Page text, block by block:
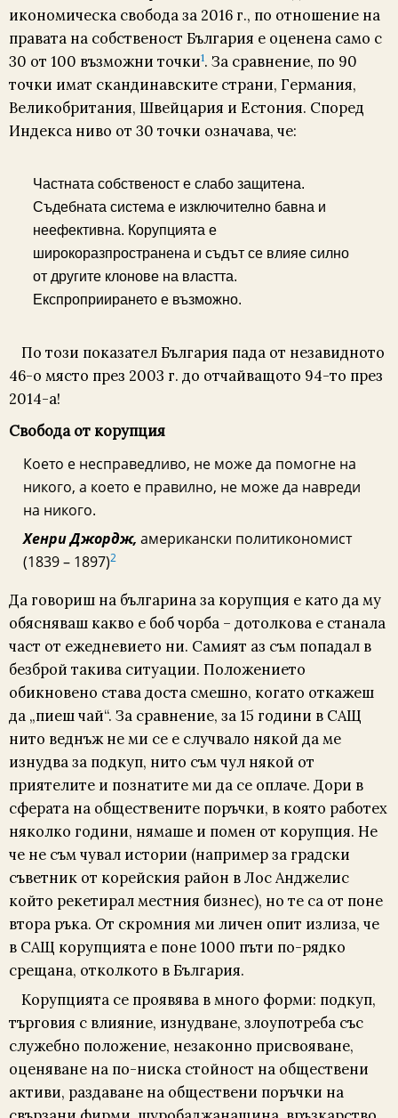
икономическа свобода за 2016 г., по отношение на
правата на собственост България е оценена само с
30 от 100 възможни точки1. За сравнение, по 90
точки имат скандинавските страни, Германия,
Великобритания, Швейцария и Естония. Според
Индекса ниво от 30 точки означава, че:
Частната собственост е слабо защитена.
Съдебната система е изключително бавна и
неефективна. Корупцията е
широкоразпространена и съдът се влияе силно
от другите клонове на властта.
Експроприирането е възможно.
По този показател България пада от незавидното
46-о място през 2003 г. до отчайващото 94-то през
2014-а!
Свобода от корупция
Което е несправедливо, не може да помогне на
никого, а което е правилно, не може да навреди
на никого.
Хенри Джордж, американски политикономист
(1839 – 1897)2
Да говориш на българина за корупция е като да му
обясняваш какво е боб чорба – дотолкова е станала
част от ежедневието ни. Самият аз съм попадал в
безброй такива ситуации. Положението
обикновено става доста смешно, когато откажеш
да „пиеш чай“. За сравнение, за 15 години в САЩ
нито веднъж не ми се е случвало някой да ме
изнудва за подкуп, нито съм чул някой от
приятелите и познатите ми да се оплаче. Дори в
сферата на обществените поръчки, в която работех
няколко години, нямаше и помен от корупция. Не
че не съм чувал истории (например за градски
съветник от корейския район в Лос Анджелис
който рекетирал местния бизнес), но те са от поне
втора ръка. От скромния ми личен опит излиза, че
в САЩ корупцията е поне 1000 пъти по-рядко
срещана, отколкото в България.
Корупцията се проявява в много форми: подкуп,
търговия с влияние, изнудване, злоупотреба със
служебно положение, незаконно присвояване,
оценяване на по-ниска стойност на обществени
активи, раздаване на обществени поръчки на